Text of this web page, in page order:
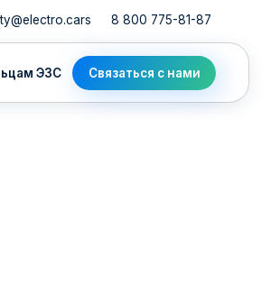
с нами
800 775-81-87